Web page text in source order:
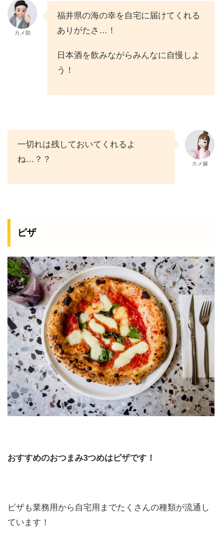
カメ助
福井県の海の幸を自宅に届けてくれる
ありがたさ…！
日本酒を飲みながらみんなに自慢しよ
う！
一切れは残しておいてくれるよ
ね…？？
カメ嫁
ピザ
おすすめのおつまみ3つめはピザです！
ピザも業務用から自宅用までたくさんの種類が流通し
ています！